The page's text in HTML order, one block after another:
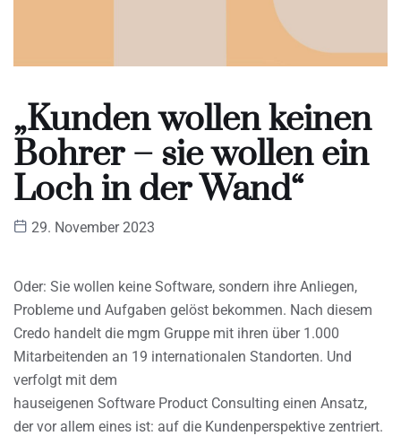
„Kunden wollen keinen
Bohrer – sie wollen ein
Loch in der Wand“
29. November 2023
Oder: Sie wollen keine Software, sondern ihre Anliegen,
Probleme und Aufgaben gelöst bekommen. Nach diesem
Credo handelt die mgm Gruppe mit ihren über 1.000
Mitarbeitenden an 19 internationalen Standorten. Und
verfolgt mit dem
hauseigenen Software Product Consulting einen Ansatz,
der vor allem eines ist: auf die Kundenperspektive zentriert.